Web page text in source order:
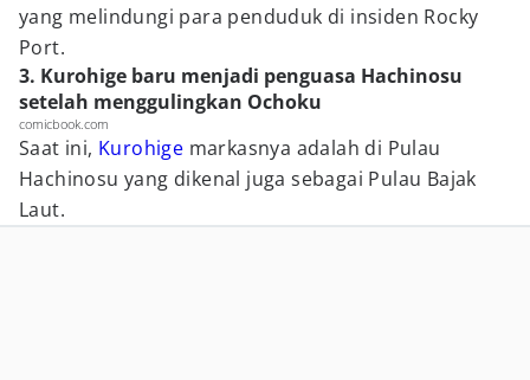
yang melindungi para penduduk di insiden Rocky
Port.
3. Kurohige baru menjadi penguasa Hachinosu
setelah menggulingkan Ochoku
comicbook.com
Saat ini, Kurohige markasnya adalah di Pulau
Hachinosu yang dikenal juga sebagai Pulau Bajak
Laut.